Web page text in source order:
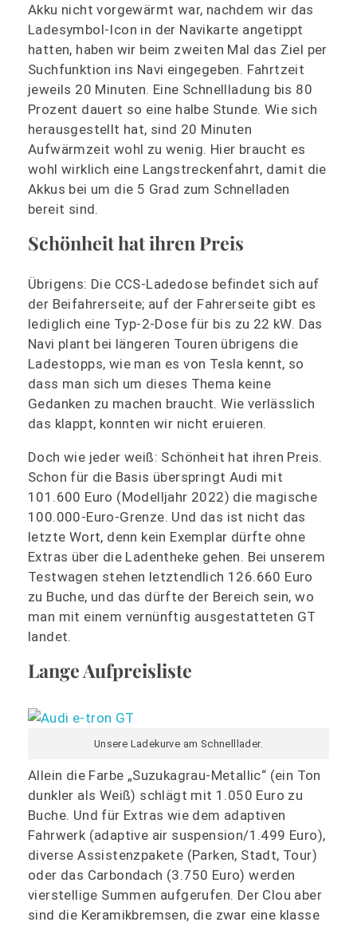
Akku nicht vorgewärmt war, nachdem wir das
Ladesymbol-Icon in der Navikarte angetippt
hatten, haben wir beim zweiten Mal das Ziel per
Suchfunktion ins Navi eingegeben. Fahrtzeit
jeweils 20 Minuten. Eine Schnellladung bis 80
Prozent dauert so eine halbe Stunde. Wie sich
herausgestellt hat, sind 20 Minuten
Aufwärmzeit wohl zu wenig. Hier braucht es
wohl wirklich eine Langstreckenfahrt, damit die
Akkus bei um die 5 Grad zum Schnelladen
bereit sind.
Schönheit hat ihren Preis
Übrigens: Die CCS-Ladedose befindet sich auf
der Beifahrerseite; auf der Fahrerseite gibt es
lediglich eine Typ-2-Dose für bis zu 22 kW. Das
Navi plant bei längeren Touren übrigens die
Ladestopps, wie man es von Tesla kennt, so
dass man sich um dieses Thema keine
Gedanken zu machen braucht. Wie verlässlich
das klappt, konnten wir nicht eruieren.
Doch wie jeder weiß: Schönheit hat ihren Preis.
Schon für die Basis überspringt Audi mit
101.600 Euro (Modelljahr 2022) die magische
100.000-Euro-Grenze. Und das ist nicht das
letzte Wort, denn kein Exemplar dürfte ohne
Extras über die Ladentheke gehen. Bei unserem
Testwagen stehen letztendlich 126.660 Euro
zu Buche, und das dürfte der Bereich sein, wo
man mit einem vernünftig ausgestatteten GT
landet.
Lange Aufpreisliste
Unsere Ladekurve am Schnelllader.
Allein die Farbe „Suzukagrau-Metallic“ (ein Ton
dunkler als Weiß) schlägt mit 1.050 Euro zu
Buche. Und für Extras wie dem adaptiven
Fahrwerk (adaptive air suspension/1.499 Euro),
diverse Assistenzpakete (Parken, Stadt, Tour)
oder das Carbondach (3.750 Euro) werden
vierstellige Summen aufgerufen. Der Clou aber
sind die Keramikbremsen, die zwar eine klasse